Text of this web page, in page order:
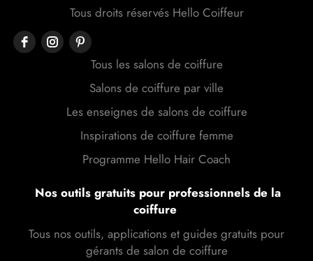
Tous droits réservés Hello Coiffeur
Tous les salons de coiffure
Salons de coiffure par ville
Les enseignes de salons de coiffure
Inspirations de coiffure femme
Programme Hello Hair Coach
Nos outils gratuits pour professionnels de la
coiffure
Tous nos outils, applications et guides gratuits pour
gérants de salon de coiffure